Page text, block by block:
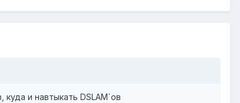
и навтыкать DSLAM`ов